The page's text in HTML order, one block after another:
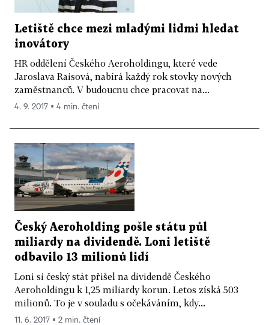
Letiště chce mezi mladými lidmi hledat
inovátory
HR oddělení Českého Aeroholdingu, které vede
Jaroslava Raisová, nabírá každý rok stovky nových
zaměstnanců. V budoucnu chce pracovat na...
4. 9. 2017 ▪ 4 min. čtení
Český Aeroholding pošle státu půl
miliardy na dividendě. Loni letiště
odbavilo 13 milionů lidí
Loni si český stát přišel na dividendě Českého
Aeroholdingu k 1,25 miliardy korun. Letos získá 503
milionů. To je v souladu s očekáváním, kdy...
11. 6. 2017 ▪ 2 min. čtení